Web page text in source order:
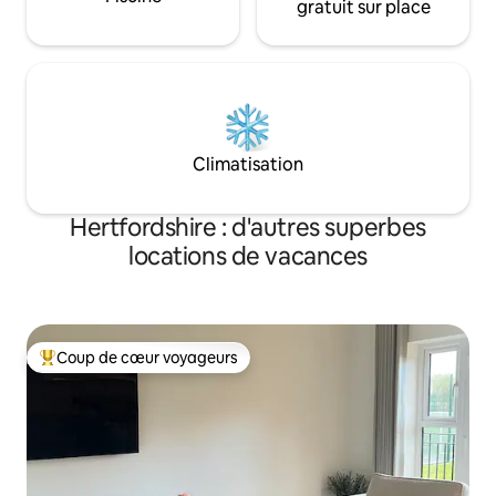
gratuit sur place
Climatisation
Hertfordshire : d'autres superbes
locations de vacances
Coups de cœur voyageurs les plus appréciés
Coup de cœur voyageurs